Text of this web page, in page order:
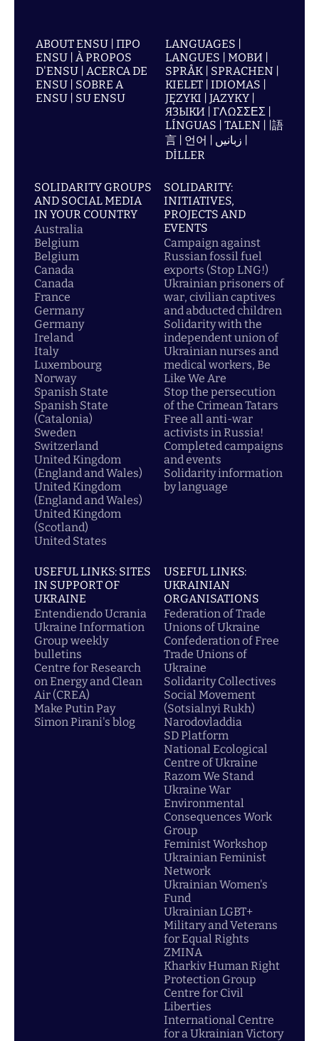
ABOUT ENSU | ПРО
ENSU | À PROPOS
D'ENSU | ACERCA DE
ENSU | SOBRE A
ENSU | SU ENSU
LANGUAGES |
LANGUES | МОВИ |
SPRÅK | SPRACHEN |
KIELET | IDIOMAS |
JĘZYKI | JAZYKY |
ЯЗЫКИ | ΓΛΩΣΣΕΣ |
LÍNGUAS | TALEN | |語
言 | 언어 | زبانیں |
DİLLER
SOLIDARITY GROUPS
AND SOCIAL MEDIA
IN YOUR COUNTRY
Australia
Belgium
Belgium
Canada
Canada
France
Germany
Germany
Ireland
Italy
Luxembourg
Norway
Spanish State
Spanish State
(Catalonia)
Sweden
Switzerland
United Kingdom
(England and Wales)
United Kingdom
(England and Wales)
United Kingdom
(Scotland)
United States
SOLIDARITY:
INITIATIVES,
PROJECTS AND
EVENTS
Campaign against
Russian fossil fuel
exports (Stop LNG!)
Ukrainian prisoners of
war, civilian captives
and abducted children
Solidarity with the
independent union of
Ukrainian nurses and
medical workers, Be
Like We Are
Stop the persecution
of the Crimean Tatars
Free all anti-war
activists in Russia!
Completed campaigns
and events
Solidarity information
by language
USEFUL LINKS: SITES
IN SUPPORT OF
UKRAINE
Entendiendo Ucrania
Ukraine Information
Group weekly
bulletins
Centre for Research
on Energy and Clean
Air (CREA)
Make Putin Pay
Simon Pirani's blog
USEFUL LINKS:
UKRAINIAN
ORGANISATIONS
Federation of Trade
Unions of Ukraine
Confederation of Free
Trade Unions of
Ukraine
Solidarity Collectives
Social Movement
(Sotsialnyi Rukh)
Narodovladdia
SD Platform
National Ecological
Centre of Ukraine
Razom We Stand
Ukraine War
Environmental
Consequences Work
Group
Feminist Workshop
Ukrainian Feminist
Network
Ukrainian Women's
Fund
Ukrainian LGBT+
Military and Veterans
for Equal Rights
ZMINA
Kharkiv Human Right
Protection Group
Centre for Civil
Liberties
International Centre
for a Ukrainian Victory